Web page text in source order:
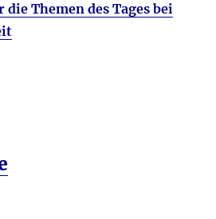
die Themen des Tages bei